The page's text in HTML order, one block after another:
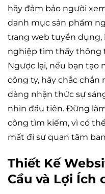
hãy đảm bảo người
danh mục sản phẩm
trang web tuyển dụng,
nghiệp tìm thấy thông
Ngược lại, nếu bạn tạo
công ty, hãy chắc chắn
dàng nhận thức sự
nhìn đầu tiên. Đừng
công tìm kiếm, vì có
mất đi sự quan tâm
Thiết Kế
Cầu và Lợi Ích